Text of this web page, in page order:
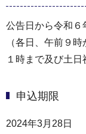
公告日から令和６
（各日、午前９
１時まで及び土日
申込期限
2024年3月28日